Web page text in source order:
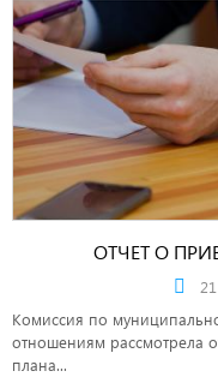
ОТЧЕТ О
Комиссия по
отношениям рассмотрела
плана...